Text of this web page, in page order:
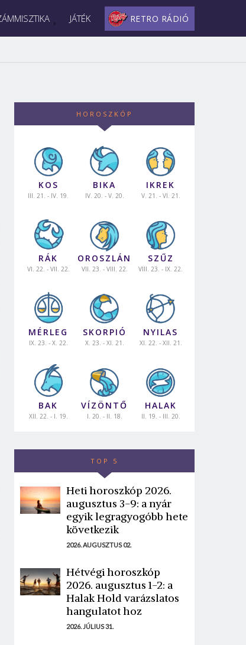
JÁTÉK RETRO RÁDIÓ
HOROSZKÓP
KOS
III. 21. - IV. 19.
BIKA
IV. 20. - V. 20.
IKREK
V. 21. - VI. 21.
RÁK
VI. 22. - VII. 22.
OROSZLÁN
VII. 23. - VIII. 22.
SZŰZ
VIII. 23. - IX. 22.
MÉRLEG
IX. 23. - X. 22.
SKORPIÓ
X. 23. - XI. 21.
NYILAS
XI. 22. - XII. 21.
BAK
XII. 22. - I. 19.
VÍZÖNTŐ
I. 20. - II. 18.
HALAK
II. 19. - III. 20.
TOP 5
Heti horoszkóp 2026.
augusztus 3-9: a nyár
egyik legragyogóbb hete
következik
2026. AUGUSZTUS 02.
Hétvégi horoszkóp
2026. augusztus 1-2: a
Halak Hold varázslatos
hangulatot hoz
2026. JÚLIUS 31.